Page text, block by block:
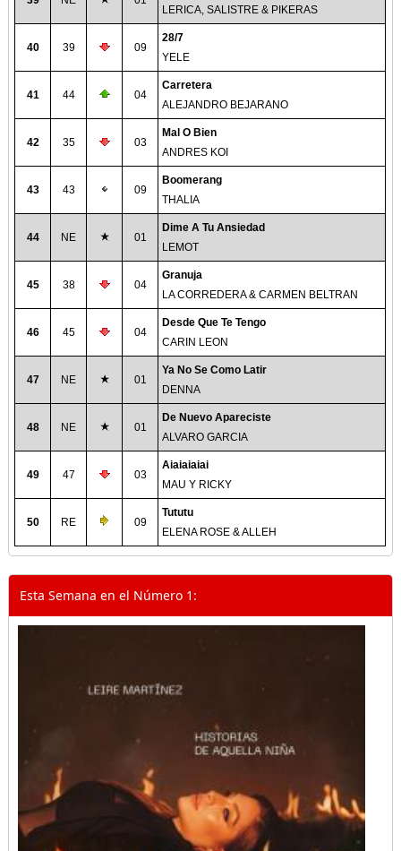
LERICA, SALISTRE & PIKERAS
40 39 09
28/7
YELE
41 44 04
Carretera
ALEJANDRO BEJARANO
42 35 03
Mal O Bien
ANDRES KOI
43 43 09
Boomerang
THALIA
44 NE 01
Dime A Tu Ansiedad
LEMOT
45 38 04
Granuja
LA CORREDERA & CARMEN BELTRAN
46 45 04
Desde Que Te Tengo
CARIN LEON
47 NE 01
Ya No Se Como Latir
DENNA
48 NE 01
De Nuevo Apareciste
ALVARO GARCIA
49 47 03
Aiaiaiaiai
MAU Y RICKY
50 RE 09
Tututu
ELENA ROSE & ALLEH
Esta Semana en el Número 1: